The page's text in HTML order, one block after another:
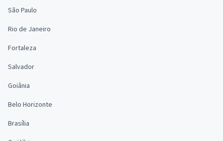
São Paulo
Rio de Janeiro
Fortaleza
Salvador
Goiânia
Belo Horizonte
Brasília